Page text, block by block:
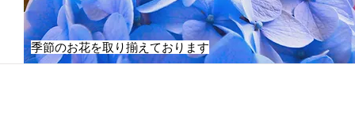
季節のお花を取り揃えております